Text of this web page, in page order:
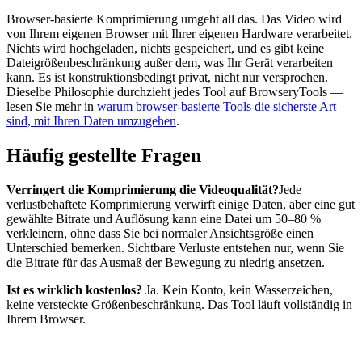
Browser-basierte Komprimierung umgeht all das. Das Video wird
von Ihrem eigenen Browser mit Ihrer eigenen Hardware verarbeitet.
Nichts wird hochgeladen, nichts gespeichert, und es gibt keine
Dateigrößenbeschränkung außer dem, was Ihr Gerät verarbeiten
kann. Es ist konstruktionsbedingt privat, nicht nur versprochen.
Dieselbe Philosophie durchzieht jedes Tool auf BrowseryTools —
lesen Sie mehr in warum browser-basierte Tools die sicherste Art
sind, mit Ihren Daten umzugehen.
Häufig gestellte Fragen
Verringert die Komprimierung die Videoqualität?Jede
verlustbehaftete Komprimierung verwirft einige Daten, aber eine gut
gewählte Bitrate und Auflösung kann eine Datei um 50–80 %
verkleinern, ohne dass Sie bei normaler Ansichtsgröße einen
Unterschied bemerken. Sichtbare Verluste entstehen nur, wenn Sie
die Bitrate für das Ausmaß der Bewegung zu niedrig ansetzen.
Ist es wirklich kostenlos? Ja. Kein Konto, kein Wasserzeichen,
keine versteckte Größenbeschränkung. Das Tool läuft vollständig in
Ihrem Browser.